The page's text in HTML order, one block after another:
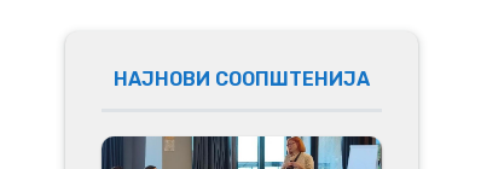
НАЈНОВИ СООПШТЕНИЈА